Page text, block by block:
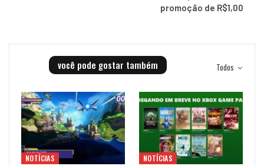
promoção de R$1,00
Todos
você pode gostar também
NOTÍCIAS NOTÍCIAS